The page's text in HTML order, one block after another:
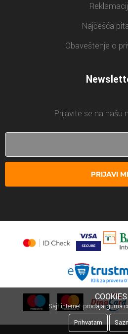
Najčešća
Obaveštenje o
Prijavite se na našu
PRIJAVI
COOKIES
Sajt internet-prodaja-
Prihvatam